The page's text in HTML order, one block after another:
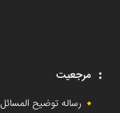
مرجعیت
رساله توضیح المسائل